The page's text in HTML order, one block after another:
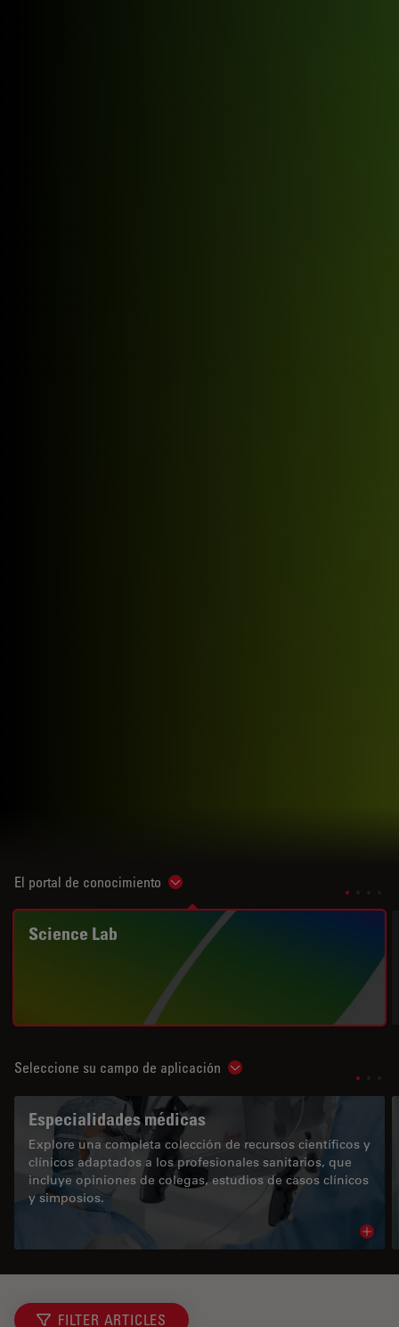
El portal de conocimiento Show subnavigation
Science Lab
Seleccione su campo de aplicación Show subnavigation
Especialidades médicas
Explore una completa colección de recursos científicos y
clínicos adaptados a los profesionales sanitarios, que
incluye opiniones de colegas, estudios de casos clínicos
y simposios.
FILTER ARTICLES